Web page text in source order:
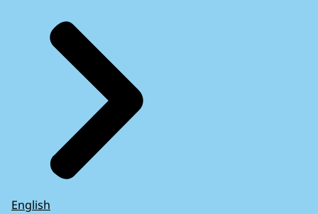
English